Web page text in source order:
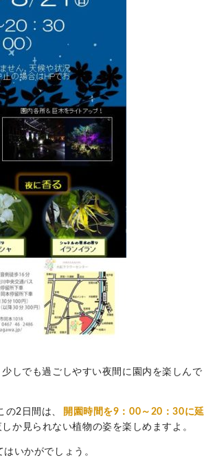
しでも過ごしやすい夜間に園内を楽しんで
の2日間は、
開園時間を9：00～20：30に延
か見られない植物の姿を楽しめますよ。
いかがでしょう。